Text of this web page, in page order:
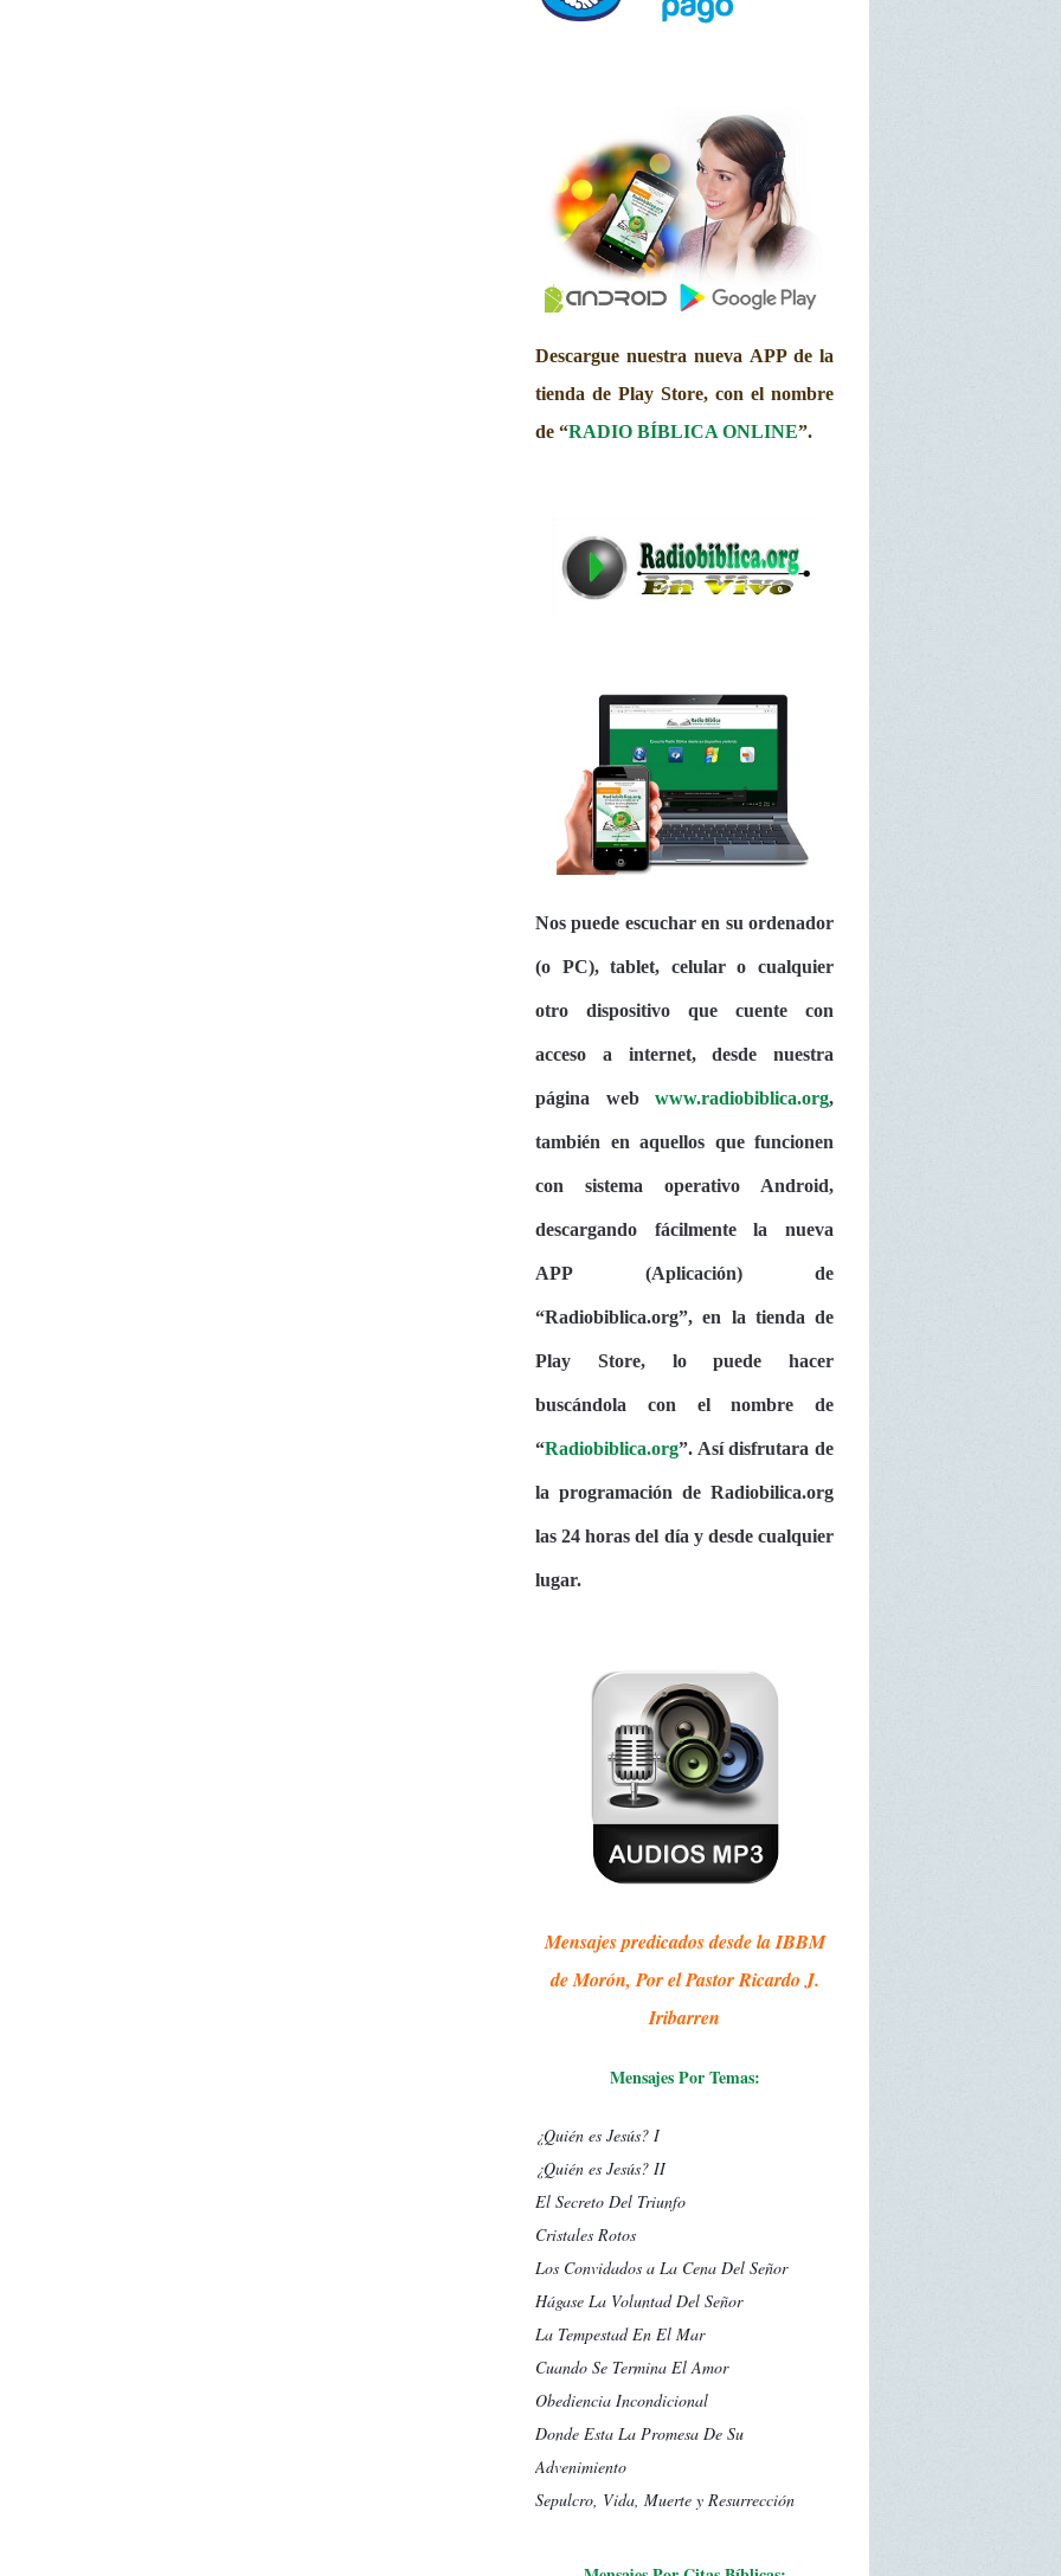
Descargue nuestra nueva APP de la
tienda de Play Store, con el nombre
de “RADIO BÍBLICA ONLINE”.
Nos puede escuchar en su ordenador
(o PC), tablet, celular o cualquier
otro dispositivo que cuente con
acceso a internet, desde nuestra
página web www.radiobiblica.org,
también en aquellos que funcionen
con sistema operativo Android,
descargando fácilmente la nueva
APP (Aplicación) de
“Radiobiblica.org”, en la tienda de
Play Store, lo puede hacer
buscándola con el nombre de
“Radiobiblica.org”. Así disfrutara de
la programación de Radiobilica.org
las 24 horas del día y desde cualquier
lugar.
Mensajes predicados desde la IBBM
de Morón, Por el Pastor Ricardo J.
Iribarren
Mensajes Por Temas:
¿Quién es Jesús? I
¿Quién es Jesús? II
El Secreto Del Triunfo
Cristales Rotos
Los Convidados a La Cena Del Señor
Hágase La Voluntad Del Señor
La Tempestad En El Mar
Cuando Se Termina El Amor
Obediencia Incondicional
Donde Esta La Promesa De Su
Advenimiento
Sepulcro, Vida, Muerte y Resurrección